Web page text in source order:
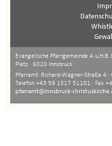
Evangelische Pfarrgemeinde
Platz · 6020 Innsbruck
Pfarramt: Richard-Wagner-Straße 4 ·
Telefon +43 59 1517 51101 · Fax
pfarramt@innsbruck-